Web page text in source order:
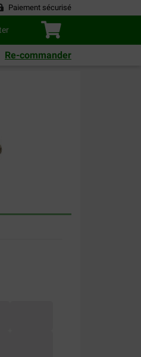
Paiement sécurisé
Re-commander